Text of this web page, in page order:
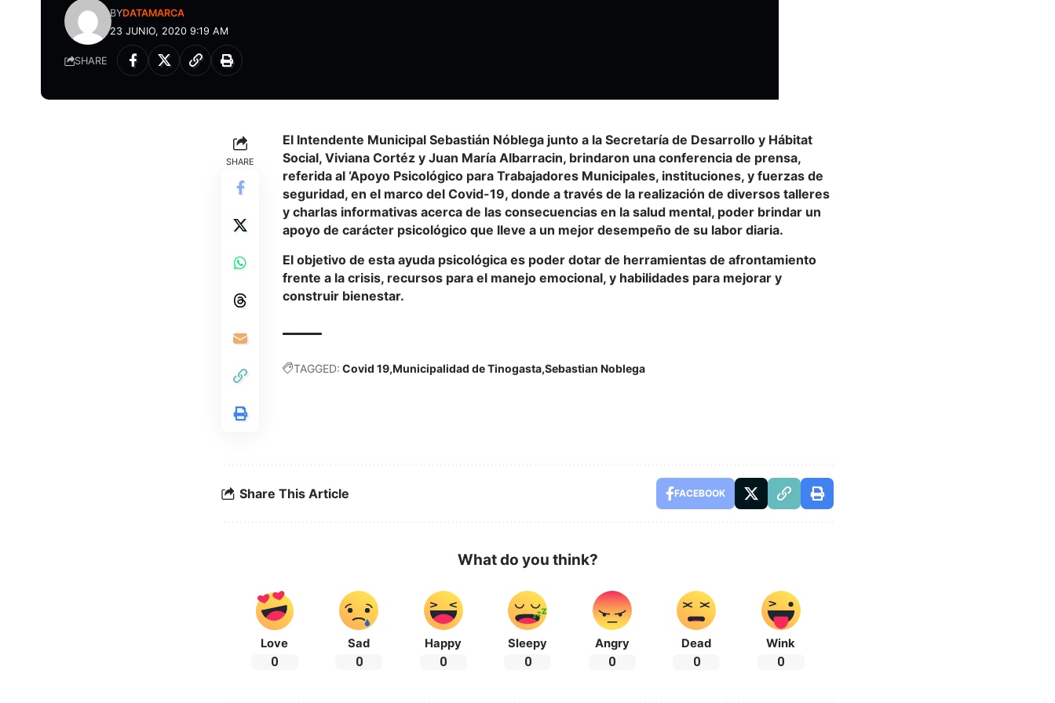
23 JUNIO, 2020 9:19 AM
BYDATAMARCA
SHARE
SHARE
El Intendente Municipal Sebastián Nóblega junto a la Secretaría de Desarrollo y Hábitat
Social, Viviana Cortéz y Juan María Albarracin, brindaron una conferencia de prensa,
referida al ‘Apoyo Psicológico para Trabajadores Municipales, instituciones, y fuerzas de
seguridad, en el marco del Covid-19, donde a través de la realización de diversos talleres
y charlas informativas acerca de las consecuencias en la salud mental, poder brindar un
apoyo de carácter psicológico que lleve a un mejor desempeño de su labor diaria.
El objetivo de esta ayuda psicológica es poder dotar de herramientas de afrontamiento
frente a la crisis, recursos para el manejo emocional, y habilidades para mejorar y
construir bienestar.
TAGGED: Covid 19 Municipalidad de Tinogasta Sebastian Noblega
Share This Article FACEBOOK
What do you think?
Love
0
Sad
0
Happy
0
Sleepy
0
Angry
0
Dead
0
Wink
0